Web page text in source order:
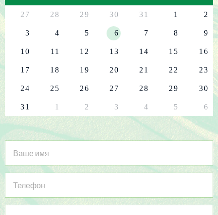
27 28 29 30 31 1 2
3 4 5 6 7 8 9
10 11 12 13 14 15 16
17 18 19 20 21 22 23
24 25 26 27 28 29 30
31 1 2 3 4 5 6